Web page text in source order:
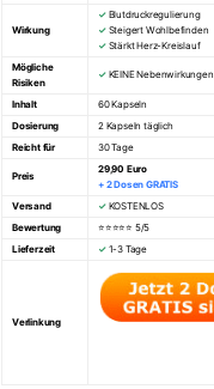
Wirkung
✓Blutdruckregulierung
✓Steigert Wohlbefinden
✓Stärkt Herz-Kreislauf
Mögliche
Risiken
✓KEINE Nebenwirkungen
Inhalt 60 Kapseln
Dosierung
2 Kapseln täglich
Reicht für
30 Tage
Preis
29,90 Euro
+ 2 Dosen GRATIS
Versand
✓KOSTENLOS
Bewertung
⭐⭐⭐⭐⭐ 5/5
Lieferzeit
✓ 1-3 Tage
Verlinkung